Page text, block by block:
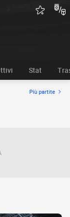
Stat
Più partite